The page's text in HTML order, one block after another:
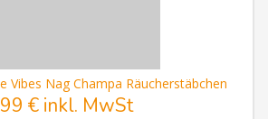
Vibes Nag Champa Räucherstäbchen
€ inkl. MwSt